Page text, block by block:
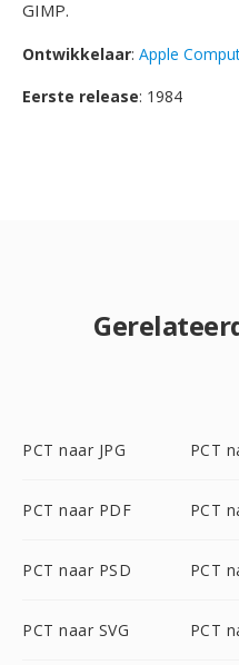
GIMP.
Ontwikkelaar: Apple
Eerste release: 1984
PCT naar JPG PCT
PCT naar PDF PCT
PCT naar PSD PCT
PCT naar SVG PCT